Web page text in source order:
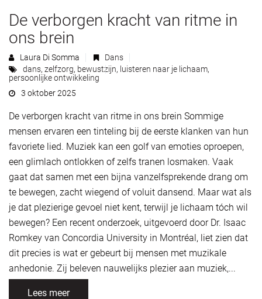
De verborgen kracht van ritme in
ons brein
Laura Di Somma
Dans
dans, zelfzorg, bewustzijn, luisteren naar je lichaam,
persoonlijke ontwikkeling
3 oktober 2025
De verborgen kracht van ritme in ons brein Sommige
mensen ervaren een tinteling bij de eerste klanken van hun
favoriete lied. Muziek kan een golf van emoties oproepen,
een glimlach ontlokken of zelfs tranen losmaken. Vaak
gaat dat samen met een bijna vanzelfsprekende drang om
te bewegen, zacht wiegend of voluit dansend. Maar wat als
je dat plezierige gevoel niet kent, terwijl je lichaam tóch wil
bewegen? Een recent onderzoek, uitgevoerd door Dr. Isaac
Romkey van Concordia University in Montréal, liet zien dat
dit precies is wat er gebeurt bij mensen met muzikale
anhedonie. Zij beleven nauwelijks plezier aan muziek,...
Lees meer